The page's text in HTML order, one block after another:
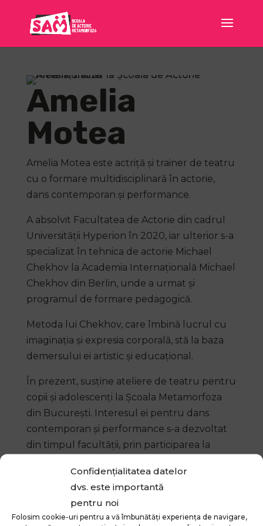
Confidențialitatea datelor
dvs. este importantă
pentru noi
Folosim cookie-uri pentru a vă îmbunătăți experiența de navigare,
Amelia
Motea
Amelia Motea este actriță și trainer de teatru
cu o formare multidisciplinară în actorie,
dans contemporan și performance.
A absolvit Facultatea de Actorie din cadrul
Universității Hyperion în 2020, iar ulterior s-a
specializat în tehnica de actorie Michael
Chekhov la Academia Internațională Michael
Chekhov din Berlin, unde a urmat și
programul de formare pedagogică.
Metoda lui Chekhov, care îmbină lucrul cu
imaginația și expresia corporală, stă la baza
demersului ei artistic și educațional.
În prezent, susține ateliere de teatru pentru
copii și adolescenți la Școala Metamorfoza
din București. Interesul ei pentru dans
contemporan și performance s-a dezvoltat
din timpul facultății, prin participarea la
aprofundate la Academia de Dans și
Performance CNDB. A lucrat în proiecte de
teatru, dans, film și performance în